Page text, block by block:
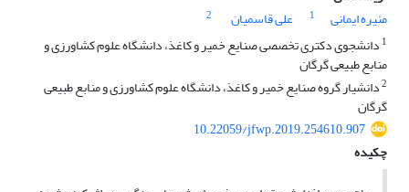
منیره ایمانی
1 علی قاسمیان
2
1 دانشجوی دکتری تخصصی صنایع خمیر و کاغذ، دانشگاه علوم کشاورزی و
منابع طبیعی گرگان
2دانشیار گروه صنایع خمیر و کاغذ، دانشگاه علوم کشاورزی و منابع طبیعی
گرگان
10.22059/jfwp.2019.254610.907
چکیده